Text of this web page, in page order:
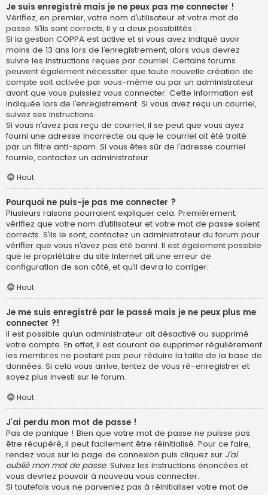
Je suis enregistré mais je ne peux pas me connecter !
Vérifiez, en premier, votre nom d’utilisateur et votre mot de
passe. S’ils sont corrects, il y a deux possibilités :
Si la gestion COPPA est active et si vous avez indiqué avoir
moins de 13 ans lors de l’enregistrement, alors vous devrez
suivre les instructions reçues par courriel. Certains forums
peuvent également nécessiter que toute nouvelle création de
compte soit activée par vous-même ou par un administrateur
avant que vous puissiez vous connecter. Cette information est
indiquée lors de l’enregistrement. Si vous avez reçu un courriel,
suivez ses instructions.
Si vous n’avez pas reçu de courriel, il se peut que vous ayez
fourni une adresse incorrecte ou que le courriel ait été traité
par un filtre anti-spam. Si vous êtes sûr de l’adresse courriel
fournie, contactez un administrateur.
Haut
Pourquoi ne puis-je pas me connecter ?
Plusieurs raisons pourraient expliquer cela. Premièrement,
vérifiez que votre nom d’utilisateur et votre mot de passe soient
corrects. S’ils le sont, contactez un administrateur du forum pour
vérifier que vous n’avez pas été banni. Il est également possible
que le propriétaire du site Internet ait une erreur de
configuration de son côté, et qu’il devra la corriger.
Haut
Je me suis enregistré par le passé mais je ne peux plus me
connecter ?!
Il est possible qu’un administrateur ait désactivé ou supprimé
votre compte. En effet, il est courant de supprimer régulièrement
les membres ne postant pas pour réduire la taille de la base de
données. Si cela vous arrive, tentez de vous ré-enregistrer et
soyez plus investi sur le forum.
Haut
J’ai perdu mon mot de passe !
Pas de panique ! Bien que votre mot de passe ne puisse pas
être récupéré, il peut facilement être réinitialisé. Pour ce faire,
rendez vous sur la page de connexion puis cliquez sur J’ai
oublié mon mot de passe. Suivez les instructions énoncées et
vous devriez pouvoir à nouveau vous connecter.
Si toutefois vous ne parveniez pas à réinitialiser votre mot de